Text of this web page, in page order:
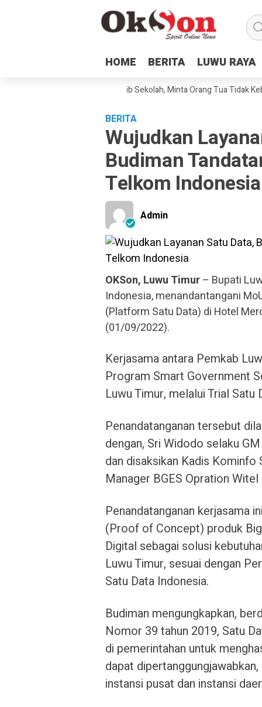
HOME BERITA LUWU RAYA
HOME BERITA LUWU RAYA
Malili Sampaikan Tata Tertib Sekolah, Minta Orang Tua Tidak
BERITA
Wujudkan
Budiman
Telkom Indonesia
Admin
OKSon, Luwu Timur– Bupati
Indonesia, menandantangani
(Platform Satu Data) di Hotel
(01/09/2022).
Kerjasama antara Pemkab
Program Smart Government
Luwu Timur, melalui Trial Satu
Penandatanganan tersebut
dengan, Sri Widodo selaku
dan disaksikan Kadis
Manager BGES Opration Witel
Penandatanganan kerjasama
(Proof of Concept) produk
Digital sebagai solusi
Luwu Timur, sesuai dengan
Satu Data Indonesia.
Budiman mengungkapkan,
Nomor 39 tahun 2019, Satu
di pemerintahan untuk
dapat
instansi pusat dan instansi